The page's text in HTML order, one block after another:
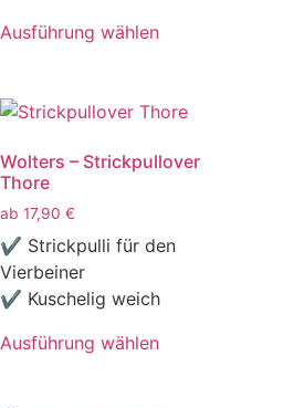
Ausführung wählen
Wolters – Strickpullover
Thore
ab 17,90 €
✔ Strickpulli für den
Vierbeiner
✔ Kuschelig weich
Ausführung wählen